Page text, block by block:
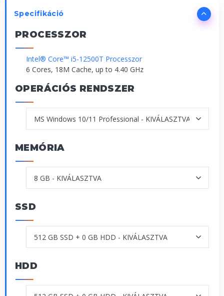
Specifikáció
PROCESSZOR
Intel® Core™ i5-12500T Processzor
6 Cores, 18M Cache, up to 4.40 GHz
OPERÁCIÓS RENDSZER
MEMÓRIA
SSD
HDD